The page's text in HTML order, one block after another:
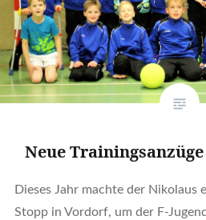
Neue
Dieses Jahr machte der Nikolaus
Stopp in Vordorf, um der F-